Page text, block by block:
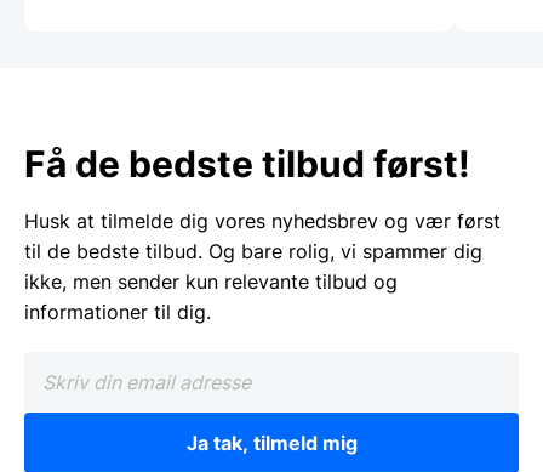
Få de bedste tilbud først!
Husk at tilmelde dig vores nyhedsbrev og vær først
til de bedste tilbud. Og bare rolig, vi spammer dig
ikke, men sender kun relevante tilbud og
informationer til dig.
Ja tak, tilmeld mig